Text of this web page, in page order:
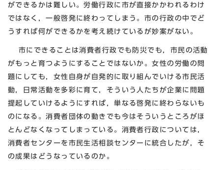
ができるかは難しい。労働行政に市が直接かかわれるわけ
ではなく，一般啓発に終わってしまう。市の行政の中でど
うすれば何ができるかを考え続けているが妙案がない。
市にできることは消費者行政でも防災でも，市民の活動
がもっと育つようにすることではないか。女性の労働の問
題にしても，女性自身が自発的に取り組んでいける市民活
動，日常活動を多彩に育て，そういう人たちが企業に問題
提起していけるようにすれば，単なる啓発に終わらないも
のになる。消費者団体の動きでも今はそういうところがほ
とんどなくなってしまっている。消費者行政については，
消費者センターを市民生活相談センターに統合したが，そ
の成果はどうなっているのか。